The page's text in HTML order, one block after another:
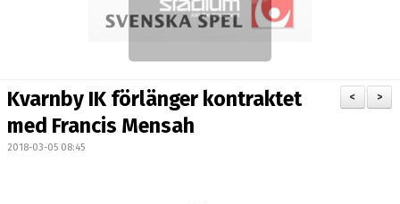
TRUPPEN
OM LAGET
>
<
Kvarnby IK förlänger kontraktet
med Francis Mensah
2018-03-05 08:45